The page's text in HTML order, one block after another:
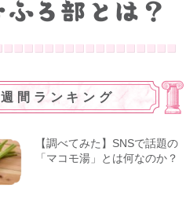
週間ランキング
【調べてみた】SNSで話題の
「マコモ湯」とは何なのか？